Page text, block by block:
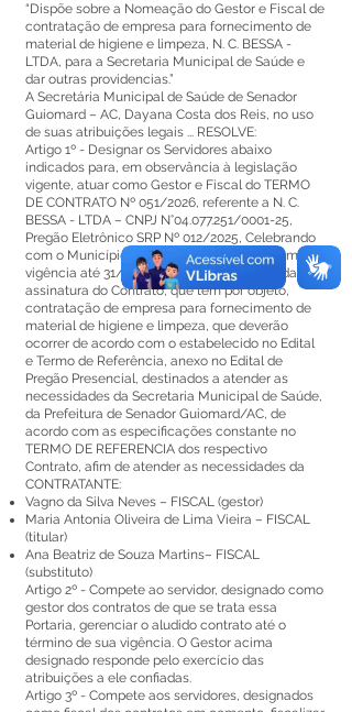
“Dispõe sobre a Nomeação do Gestor e Fiscal de
contratação de empresa para fornecimento de
material de higiene e limpeza, N. C. BESSA -
LTDA, para a Secretaria Municipal de Saúde e
dar outras providencias.”
A Secretária Municipal de Saúde de Senador
Guiomard – AC, Dayana Costa dos Reis, no uso
de suas atribuições legais ... RESOLVE:
Artigo 1º - Designar os Servidores abaixo
indicados para, em observância à legislação
vigente, atuar como Gestor e Fiscal do TERMO
DE CONTRATO Nº 051/2026, referente a N. C.
BESSA - LTDA – CNPJ N°04.077.251/0001-25,
Pregão Eletrônico SRP Nº 012/2025, Celebrando
com o Município de Senador Guiomard, com
vigência até 31/12/2026, a contar da data da
assinatura do Contrato, que tem por objeto,
contratação de empresa para fornecimento de
material de higiene e limpeza, que deverão
ocorrer de acordo com o estabelecido no Edital
e Termo de Referência, anexo no Edital de
Pregão Presencial, destinados a atender as
necessidades da Secretaria Municipal de Saúde,
da Prefeitura de Senador Guiomard/AC, de
acordo com as especificações constante no
TERMO DE REFERENCIA dos respectivo
Contrato, afim de atender as necessidades da
CONTRATANTE:
Vagno da Silva Neves – FISCAL (gestor)
Maria Antonia Oliveira de Lima Vieira – FISCAL
(titular)
Ana Beatriz de Souza Martins– FISCAL
(substituto)
Artigo 2º - Compete ao servidor, designado como
gestor dos contratos de que se trata essa
Portaria, gerenciar o aludido contrato até o
término de sua vigência. O Gestor acima
designado responde pelo exercício das
atribuições a ele confiadas.
Artigo 3º - Compete aos servidores, designados